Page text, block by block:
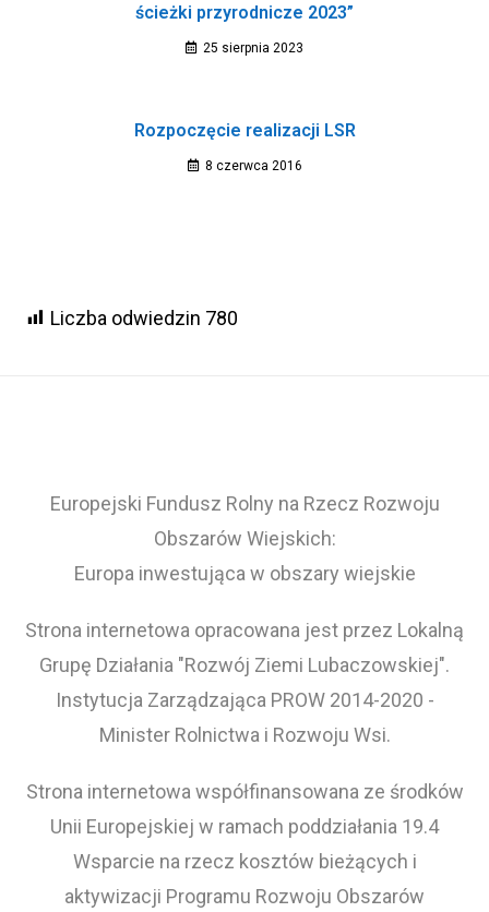
ścieżki przyrodnicze 2023”
25 sierpnia 2023
Rozpoczęcie realizacji LSR
8 czerwca 2016
Liczba odwiedzin 780
Europejski Fundusz Rolny na Rzecz Rozwoju
Obszarów Wiejskich:
Europa inwestująca w obszary wiejskie
Strona internetowa opracowana jest przez Lokalną
Grupę Działania "Rozwój Ziemi Lubaczowskiej".
Instytucja Zarządzająca PROW 2014-2020 -
Minister Rolnictwa i Rozwoju Wsi.
Strona internetowa współfinansowana ze środków
Unii Europejskiej w ramach poddziałania 19.4
Wsparcie na rzecz kosztów bieżących i
aktywizacji Programu Rozwoju Obszarów